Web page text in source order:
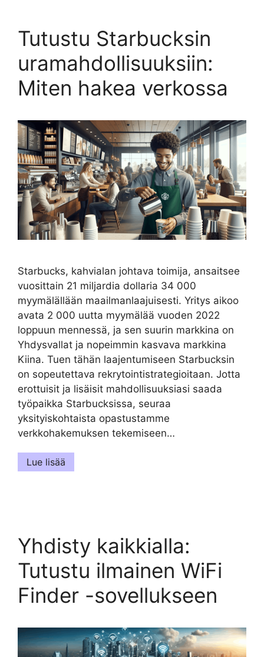
Tutustu Starbucksin
uramahdollisuuksiin:
Miten hakea verkossa
Starbucks, kahvialan johtava toimija, ansaitsee
vuosittain 21 miljardia dollaria 34 000
myymälällään maailmanlaajuisesti. Yritys aikoo
avata 2 000 uutta myymälää vuoden 2022
loppuun mennessä, ja sen suurin markkina on
Yhdysvallat ja nopeimmin kasvava markkina
Kiina. Tuen tähän laajentumiseen Starbucksin
on sopeutettava rekrytointistrategioitaan. Jotta
erottuisit ja lisäisit mahdollisuuksiasi saada
työpaikka Starbucksissa, seuraa
yksityiskohtaista opastustamme
verkkohakemuksen tekemiseen…
Lue lisää
Yhdisty kaikkialla:
Tutustu ilmainen WiFi
Finder -sovellukseen